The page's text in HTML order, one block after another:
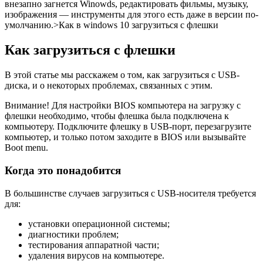
внезапно загнется Winowds, редактировать фильмы, музыку,
изображения — инструменты для этого есть даже в версии по-
умолчанию.>Как в windows 10 загрузиться с флешки
Как загрузиться с флешки
В этой статье мы расскажем о том, как загрузиться с USB-
диска, и о некоторых проблемах, связанных с этим.
Внимание! Для настройки BIOS компьютера на загрузку с
флешки необходимо, чтобы флешка была подключена к
компьютеру. Подключите флешку в USB-порт, перезагрузите
компьютер, и только потом заходите в BIOS или вызывайте
Boot menu.
Когда это понадобится
В большинстве случаев загрузиться с USB-носителя требуется
для:
установки операционной системы;
диагностики проблем;
тестирования аппаратной части;
удаления вирусов на компьютере.